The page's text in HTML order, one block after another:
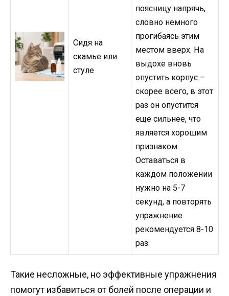
Сидя на
скамье или
стуле
поясницу напрячь,
словно немного
прогибаясь этим
местом вверх. На
выдохе вновь
опустить корпус –
скорее всего, в этот
раз он опустится
еще сильнее, что
является хорошим
признаком.
Оставаться в
каждом положении
нужно на 5-7
секунд, а повторять
упражнение
рекомендуется 8-10
раз.
Такие несложные, но эффективные упражнения
помогут избавиться от болей после операции и